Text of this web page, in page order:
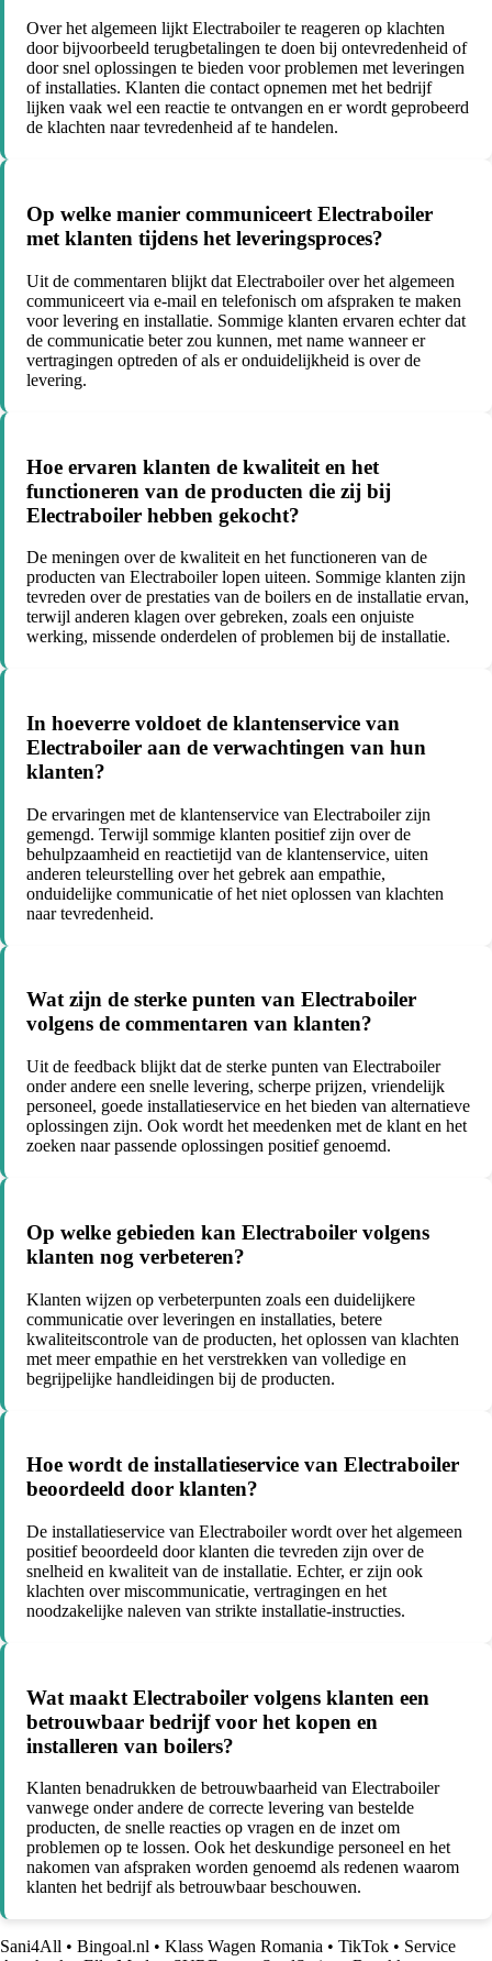
Over het algemeen lijkt Electraboiler te reageren op klachten
door bijvoorbeeld terugbetalingen te doen bij ontevredenheid of
door snel oplossingen te bieden voor problemen met leveringen
of installaties. Klanten die contact opnemen met het bedrijf
lijken vaak wel een reactie te ontvangen en er wordt geprobeerd
de klachten naar tevredenheid af te handelen.
Op welke manier communiceert Electraboiler
met klanten tijdens het leveringsproces?
Uit de commentaren blijkt dat Electraboiler over het algemeen
communiceert via e-mail en telefonisch om afspraken te maken
voor levering en installatie. Sommige klanten ervaren echter dat
de communicatie beter zou kunnen, met name wanneer er
vertragingen optreden of als er onduidelijkheid is over de
levering.
Hoe ervaren klanten de kwaliteit en het
functioneren van de producten die zij bij
Electraboiler hebben gekocht?
De meningen over de kwaliteit en het functioneren van de
producten van Electraboiler lopen uiteen. Sommige klanten zijn
tevreden over de prestaties van de boilers en de installatie ervan,
terwijl anderen klagen over gebreken, zoals een onjuiste
werking, missende onderdelen of problemen bij de installatie.
In hoeverre voldoet de klantenservice van
Electraboiler aan de verwachtingen van hun
klanten?
De ervaringen met de klantenservice van Electraboiler zijn
gemengd. Terwijl sommige klanten positief zijn over de
behulpzaamheid en reactietijd van de klantenservice, uiten
anderen teleurstelling over het gebrek aan empathie,
onduidelijke communicatie of het niet oplossen van klachten
naar tevredenheid.
Wat zijn de sterke punten van Electraboiler
volgens de commentaren van klanten?
Uit de feedback blijkt dat de sterke punten van Electraboiler
onder andere een snelle levering, scherpe prijzen, vriendelijk
personeel, goede installatieservice en het bieden van alternatieve
oplossingen zijn. Ook wordt het meedenken met de klant en het
zoeken naar passende oplossingen positief genoemd.
Op welke gebieden kan Electraboiler volgens
klanten nog verbeteren?
Klanten wijzen op verbeterpunten zoals een duidelijkere
communicatie over leveringen en installaties, betere
kwaliteitscontrole van de producten, het oplossen van klachten
met meer empathie en het verstrekken van volledige en
begrijpelijke handleidingen bij de producten.
Hoe wordt de installatieservice van Electraboiler
beoordeeld door klanten?
De installatieservice van Electraboiler wordt over het algemeen
positief beoordeeld door klanten die tevreden zijn over de
snelheid en kwaliteit van de installatie. Echter, er zijn ook
klachten over miscommunicatie, vertragingen en het
noodzakelijke naleven van strikte installatie-instructies.
Wat maakt Electraboiler volgens klanten een
betrouwbaar bedrijf voor het kopen en
installeren van boilers?
Klanten benadrukken de betrouwbaarheid van Electraboiler
vanwege onder andere de correcte levering van bestelde
producten, de snelle reacties op vragen en de inzet om
problemen op te lossen. Ook het deskundige personeel en het
nakomen van afspraken worden genoemd als redenen waarom
klanten het bedrijf als betrouwbaar beschouwen.
Sani4All • Bingoal.nl • Klass Wagen Romania • TikTok • Service